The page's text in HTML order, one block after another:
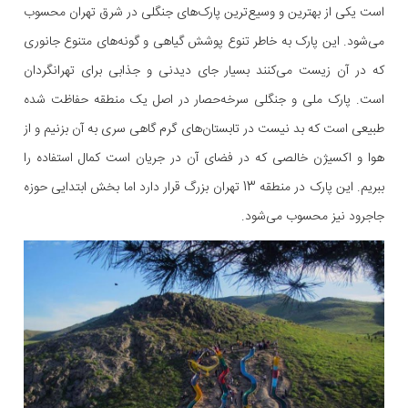
است یکی از بهترین و وسیع‌ترین پارک‌های جنگلی در شرق تهران محسوب
می‌شود. این پارک به خاطر تنوع پوشش گیاهی و گونه‌های متنوع جانوری
که در آن زیست می‌کنند بسیار جای دیدنی و جذابی برای تهرانگردان
است. پارک ملی و جنگلی سرخه‌حصار در اصل یک منطقه حفاظت شده
طبیعی است که بد نیست در تابستان‌های گرم گاهی سری به آن بزنیم و از
هوا و اکسیژن خالصی که در فضای آن در جریان است کمال استفاده را
ببریم. این پارک در منطقه 13 تهران بزرگ قرار دارد اما بخش ابتدایی حوزه
جاجرود نیز محسوب می‌شود.